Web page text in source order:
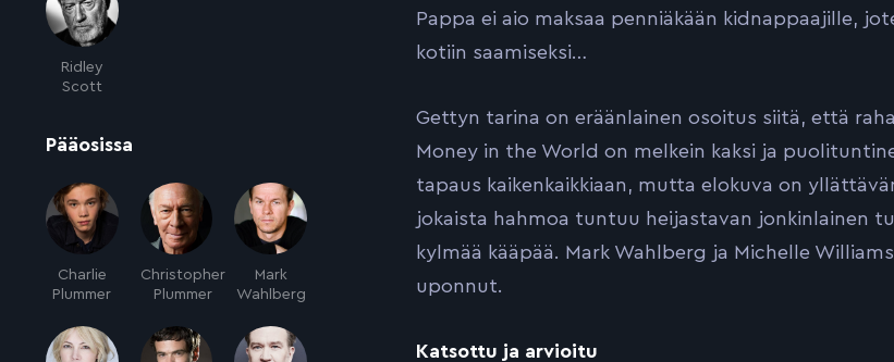
Ridley
Scott
Pääosissa
Charlie
Plummer
Christopher
Plummer
Mark
Wahlberg
Pappa ei aio maksaa penniäkään kidnappaajille,
kotiin saamiseksi…
Gettyn tarina on eräänlainen osoitus siitä, että
Money in the World on melkein kaksi ja
tapaus kaikenkaikkiaan, mutta elokuva on
jokaista hahmoa tuntuu heijastavan jonkinlainen
kylmää kääpää. Mark Wahlberg ja Michelle
uponnut.
Katsottu ja arvioitu